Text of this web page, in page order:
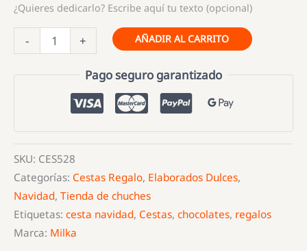
¿Quieres dedicarlo? Escribe aquí tu texto (opcional)
-
XXL
de
Chocolates
cantidad
+ AÑADIR AL CARRITO
Pago seguro garantizado
SKU: CES528
Categorías: Cestas Regalo, Elaborados Dulces,
Navidad, Tienda de chuches
Etiquetas: cesta navidad, Cestas, chocolates, regalos
Marca: Milka